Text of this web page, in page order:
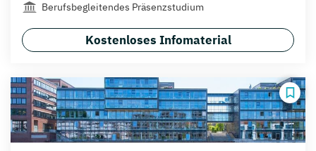
Berufsbegleitendes Präsenzstudium
Kostenloses Infomaterial